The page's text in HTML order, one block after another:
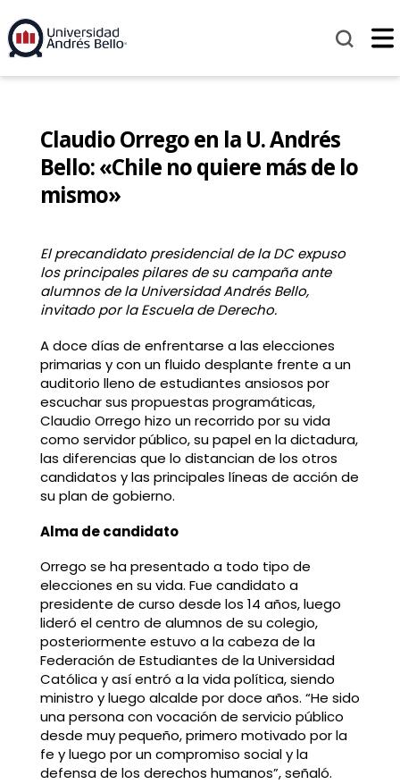
Claudio Orrego en la U. Andrés
Bello: «Chile no quiere más de lo
mismo»
El precandidato presidencial de la DC expuso
los principales pilares de su campaña ante
alumnos de la Universidad Andrés Bello,
invitado por la Escuela de Derecho.
A doce días de enfrentarse a las elecciones
primarias y con un fluido desplante frente a un
auditorio lleno de estudiantes ansiosos por
escuchar sus propuestas programáticas,
Claudio Orrego hizo un recorrido por su vida
como servidor público, su papel en la dictadura,
las diferencias que lo distancian de los otros
candidatos y las principales líneas de acción de
su plan de gobierno.
Alma de candidato
Orrego se ha presentado a todo tipo de
elecciones en su vida. Fue candidato a
presidente de curso desde los 14 años, luego
lideró el centro de alumnos de su colegio,
posteriormente estuvo a la cabeza de la
Federación de Estudiantes de la Universidad
Católica y así entró a la vida política, siendo
ministro y luego alcalde por doce años. “He sido
una persona con vocación de servicio público
desde muy pequeño, primero motivado por la
fe y luego por un compromiso social y la
defensa de los derechos humanos”, señaló.